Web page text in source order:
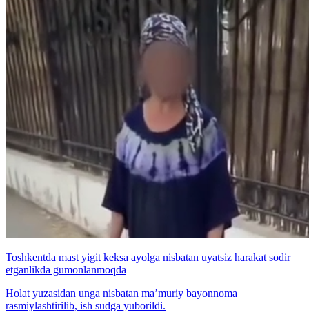
Toshkentda mast yigit keksa ayolga nisbatan uyatsiz harakat sodir
etganlikda gumonlanmoqda
Holat yuzasidan unga nisbatan ma’muriy bayonnoma
rasmiylashtirilib, ish sudga yuborildi.